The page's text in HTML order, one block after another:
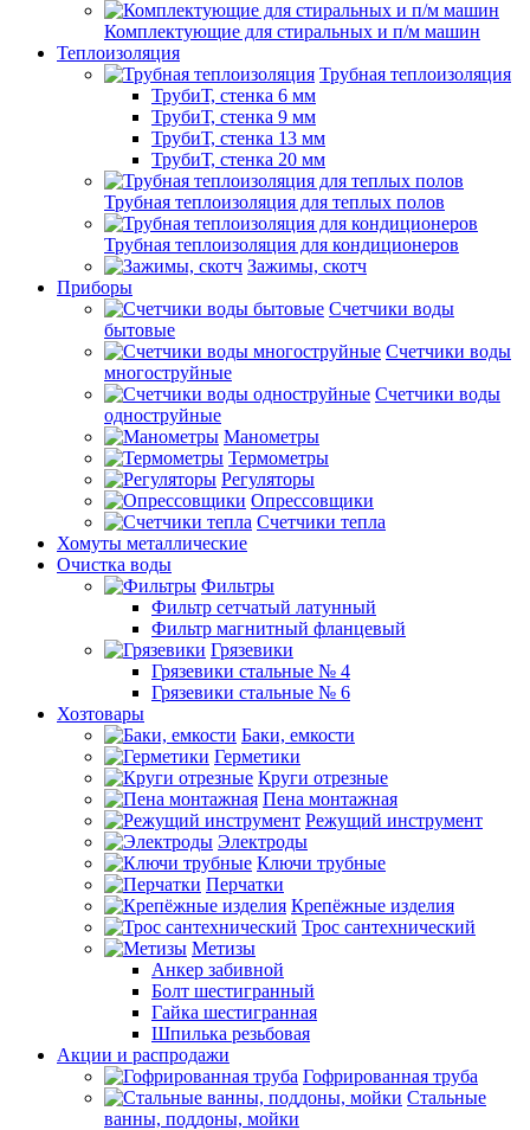
Комплектующие для стиральных и п/м машин
Теплоизоляция
Трубная теплоизоляция
ТрубиТ, стенка 6 мм
ТрубиТ, стенка 9 мм
ТрубиТ, стенка 13 мм
ТрубиТ, стенка 20 мм
Трубная теплоизоляция для теплых полов
Трубная теплоизоляция для кондиционеров
Зажимы, скотч
Приборы
Счетчики воды
бытовые
Счетчики воды
многоструйные
Счетчики воды
одноструйные
Манометры
Термометры
Регуляторы
Опрессовщики
Счетчики тепла
Хомуты металлические
Очистка воды
Фильтры
Фильтр сетчатый латунный
Фильтр магнитный фланцевый
Грязевики
Грязевики стальные № 4
Грязевики стальные № 6
Хозтовары
Баки, емкости
Герметики
Круги отрезные
Пена монтажная
Режущий инструмент
Электроды
Ключи трубные
Перчатки
Крепёжные изделия
Трос сантехнический
Метизы
Анкер забивной
Болт шестигранный
Гайка шестигранная
Шпилька резьбовая
Акции и распродажи
Гофрированная труба
Стальные
ванны, поддоны, мойки